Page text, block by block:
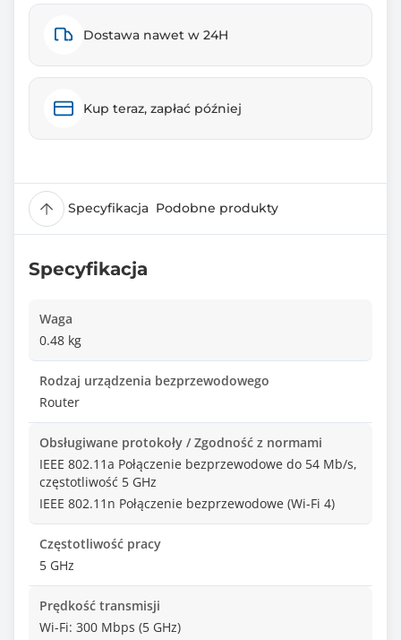
Dostawa nawet w 24H
Kup teraz, zapłać później
Specyfikacja Podobne produkty
Specyfikacja
Waga
0.48 kg
Rodzaj urządzenia bezprzewodowego
Router
Obsługiwane protokoły / Zgodność z normami
IEEE 802.11a Połączenie bezprzewodowe do 54 Mb/s,
częstotliwość 5 GHz
IEEE 802.11n Połączenie bezprzewodowe (Wi-Fi 4)
Częstotliwość pracy
5 GHz
Prędkość transmisji
Wi-Fi: 300 Mbps (5 GHz)